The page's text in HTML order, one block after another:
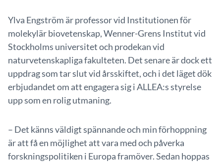
Ylva Engström är professor vid Institutionen för
molekylär biovetenskap, Wenner-Grens Institut vid
Stockholms universitet och prodekan vid
naturvetenskapliga fakulteten. Det senare är dock ett
uppdrag som tar slut vid årsskiftet, och i det läget dök
erbjudandet om att engagera sig i ALLEA:s styrelse
upp som en rolig utmaning.
– Det känns väldigt spännande och min förhoppning
är att få en möjlighet att vara med och påverka
forskningspolitiken i Europa framöver. Sedan hoppas